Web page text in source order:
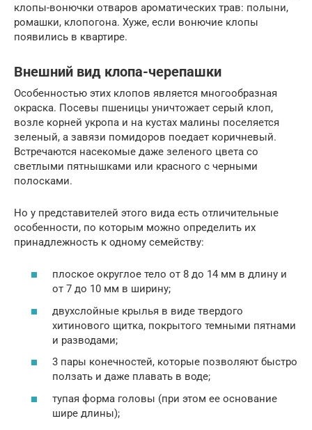
клопы-вонючки отваров ароматических трав: полыни,
ромашки, клопогона. Хуже, если вонючие клопы
появились в квартире.
Внешний вид клопа-черепашки
Особенностью этих клопов является многообразная
окраска. Посевы пшеницы уничтожает серый клоп,
возле корней укропа и на кустах малины поселяется
зеленый, а завязи помидоров поедает коричневый.
Встречаются насекомые даже зеленого цвета со
светлыми пятнышками или красного с черными
полосками.
Но у представителей этого вида есть отличительные
особенности, по которым можно определить их
принадлежность к одному семейству:
плоское округлое тело от 8 до 14 мм в длину и
от 7 до 10 мм в ширину;
двухслойные крылья в виде твердого
хитинового щитка, покрытого темными пятнами
и разводами;
3 пары конечностей, которые позволяют быстро
ползать и даже плавать в воде;
тупая форма головы (при этом ее основание
шире длины);